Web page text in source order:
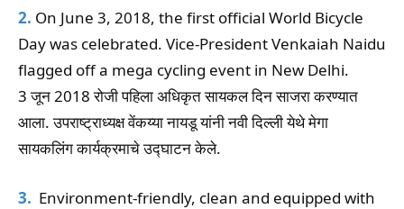
2. On June 3, 2018, the first official World Bicycle
Day was celebrated. Vice-President Venkaiah Naidu
flagged off a mega cycling event in New Delhi.
3 जून 2018 रोजी पहिला अधिकृत सायकल दिन साजरा करण्यात
आला. उपराष्ट्राध्यक्ष वेंकय्या नायडू यांनी नवी दिल्ली येथे मेगा
सायकलिंग कार्यक्रमाचे उद्घाटन केले.
3. Environment-friendly, clean and equipped with